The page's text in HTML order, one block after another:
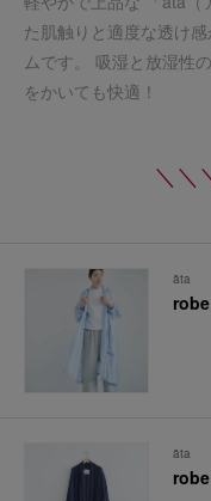
た肌触りと適度な透け
ムです。 吸湿と放湿性
をかいても快適！
＼＼
āta
āta